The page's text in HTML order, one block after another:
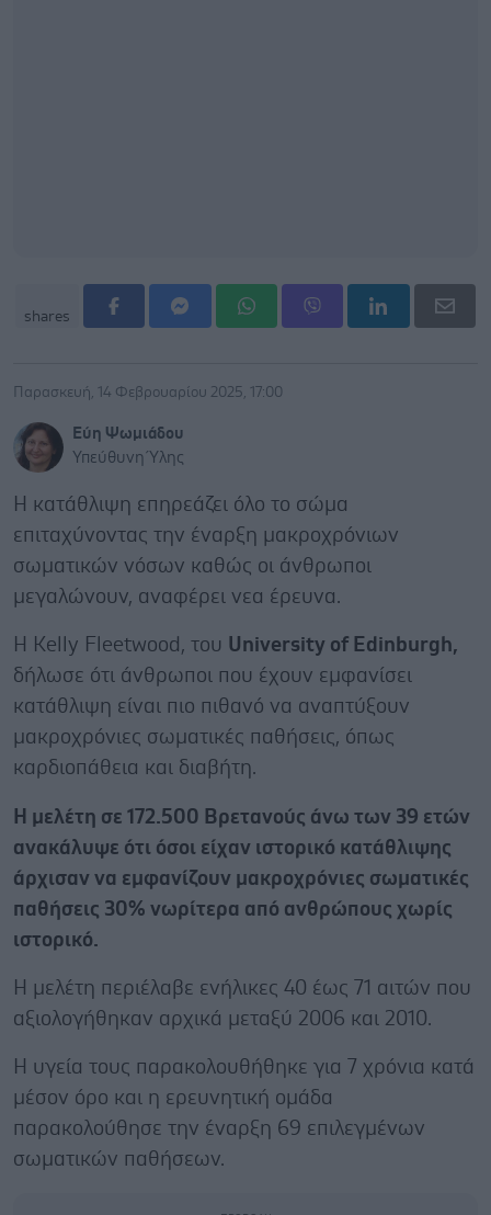
shares
Παρασκευή, 14 Φεβρουαρίου 2025, 17:00
Εύη Ψωμιάδου
Υπεύθυνη Ύλης
Η κατάθλιψη επηρεάζει όλο το σώμα
επιταχύνοντας την έναρξη μακροχρόνιων
σωματικών νόσων καθώς οι άνθρωποι
μεγαλώνουν, αναφέρει νεα έρευνα.
Η Kelly Fleetwood, του University of Edinburgh,
δήλωσε ότι άνθρωποι που έχουν εμφανίσει
κατάθλιψη είναι πιο πιθανό να αναπτύξουν
μακροχρόνιες σωματικές παθήσεις, όπως
καρδιοπάθεια και διαβήτη.
Η μελέτη σε 172.500 Bρετανούς άνω των 39 ετών
ανακάλυψε ότι όσοι είχαν ιστορικό κατάθλιψης
άρχισαν να εμφανίζουν μακροχρόνιες σωματικές
παθήσεις 30% νωρίτερα από ανθρώπους χωρίς
ιστορικό.
Η μελέτη περιέλαβε ενήλικες 40 έως 71 αιτών που
αξιολογήθηκαν αρχικά μεταξύ 2006 και 2010.
Η υγεία τους παρακολουθήθηκε για 7 χρόνια κατά
μέσον όρο και η ερευνητική ομάδα
παρακολούθησε την έναρξη 69 επιλεγμένων
σωματικών παθήσεων.